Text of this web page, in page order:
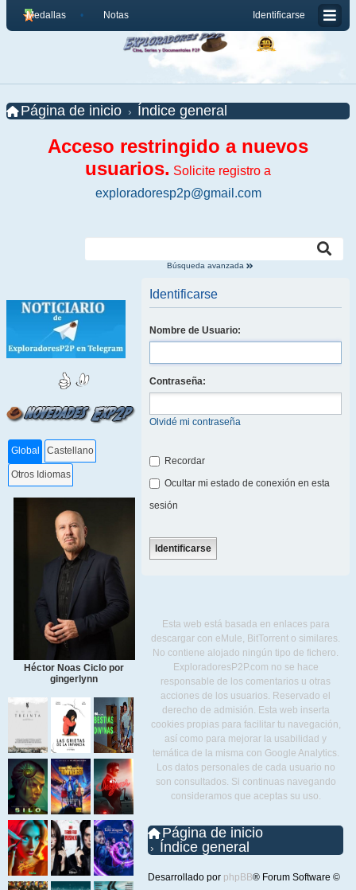
Identificarse
Medallas Notas
Página de inicio Índice general
Acceso restringido a nuevos
usuarios. Solicite registro a
exploradoresp2p@gmail.com
Búsqueda avanzada
Global Castellano
Otros Idiomas
Héctor Noas Ciclo por
gingerlynn
Identificarse
Nombre de Usuario:
Contraseña:
Olvidé mi contraseña
Recordar
Ocultar mi estado de conexión en esta
sesión
Esta web está basada en enlaces para
descargar con eMule, BitTorrent o similares.
No contiene alojado ningún tipo de fichero.
ExploradoresP2P.com no se hace
responsable de los comentarios u otras
acciones de los usuarios. Reservado el
derecho de admisión. Esta web inserta
cookies propias para facilitar tu navegación,
así como para mejorar la usabilidad y
temática de la misma con Google Analytics.
Los datos personales de cada usuario no
son consultados. Si continuas navegando
consideramos que aceptas su uso.
Página de inicio
Índice general
Desarrollado por phpBB® Forum Software ©